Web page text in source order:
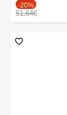
-20%
51.64€